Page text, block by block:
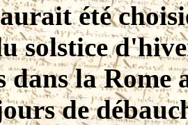
été
solstice
dans la
de